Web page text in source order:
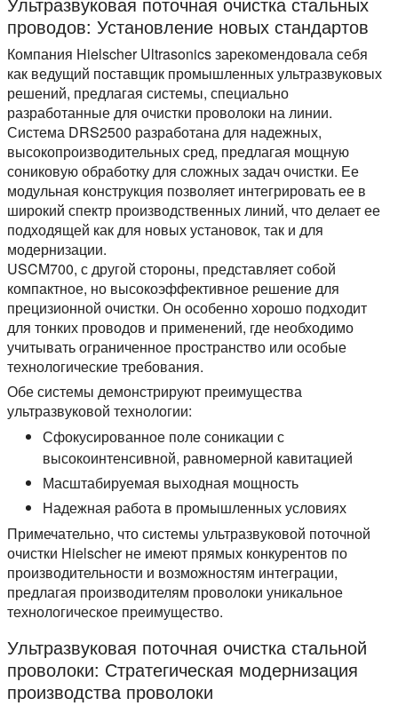
проводов: Установление новых стандартов
Компания Hielscher Ultrasonics зарекомендовала себя
как ведущий поставщик промышленных ультразвуковых
решений, предлагая системы, специально
разработанные для очистки проволоки на линии.
Система DRS2500 разработана для надежных,
высокопроизводительных сред, предлагая мощную
сониковую обработку для сложных задач очистки. Ее
модульная конструкция позволяет интегрировать ее в
широкий спектр производственных линий, что делает ее
подходящей как для новых установок, так и для
модернизации.
USCM700, с другой стороны, представляет собой
компактное, но высокоэффективное решение для
прецизионной очистки. Он особенно хорошо подходит
для тонких проводов и применений, где необходимо
учитывать ограниченное пространство или особые
технологические требования.
Обе системы демонстрируют преимущества
ультразвуковой технологии:
Сфокусированное поле соникации с
высокоинтенсивной, равномерной кавитацией
Масштабируемая выходная мощность
Надежная работа в промышленных условиях
Примечательно, что системы ультразвуковой поточной
очистки Hielscher не имеют прямых конкурентов по
производительности и возможностям интеграции,
предлагая производителям проволоки уникальное
технологическое преимущество.
Ультразвуковая поточная очистка стальной
проволоки: Стратегическая модернизация
производства проволоки